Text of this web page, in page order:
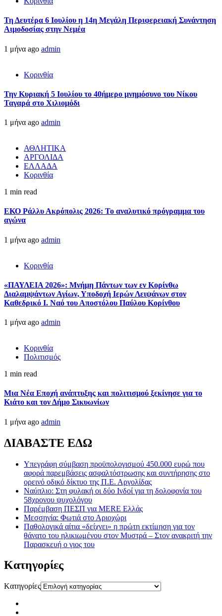
Τη Δευτέρα 6 Ιουλίου η 14η Μεγάλη Περιφερειακή Συνάντηση
Αιμοδοσίας στην Νεμέα
1 μήνα ago admin
Κορινθία
Την Κυριακή 5 Ιουλίου το 40ήμερο μνημόσυνο του Νίκου
Ταγαρά στο Χιλιομόδι
1 μήνα ago admin
ΑΘΛΗΤΙΚΑ
ΑΡΓΟΛΙΔΑ
ΕΛΛΑΔΑ
Κορινθία
1 min read
ΕΚΟ Ράλλυ Ακρόπολις 2026: Το αναλυτικό πρόγραμμα του
αγώνα
1 μήνα ago admin
Κορινθία
«ΠΑΥΛΕΙΑ 2026»: Μνήμη Πάντων των εν Κορίνθω
Διαλαμψάντων Αγίων, Υποδοχή Ιερών Λειψάνων στον
Καθεδρικό Ι. Ναό του Αποστόλου Παύλου Κορίνθου
1 μήνα ago admin
Κορινθία
Πολιτισμός
1 min read
Μια Νέα Εποχή ανάπτυξης και πολιτισμού ξεκίνησε για το
Κιάτο και τον Δήμο Σικυωνίων
1 μήνα ago admin
ΔΙΑΒΑΣΤΕ ΕΔΩ
Υπεγράφη σύμβαση προϋπολογισμού 450.000 ευρώ που
αφορά παρεμβάσεις ασφαλτόστρωσης και συντήρησης στο
ορεινό οδικό δίκτυο της Π.Ε. Αργολίδας
Ναύπλιο: Στη φυλακή οι δύο Ινδοί για τη δολοφονία του
58χρονου ψυχολόγου
Παρέμβαση ΠΕΣΠ για MERE Ελλάς
Μεσσηνία: Φωτιά στο Αριοχώρι
Παθολογικά αίτια «δείχνει» η πρώτη εκτίμηση για τον
θάνατο του ηλικιωμένου στον Μυστρά – Στον ανακριτή την
Παρασκευή ο γιος του
Kατηγορίες
Kατηγορίες